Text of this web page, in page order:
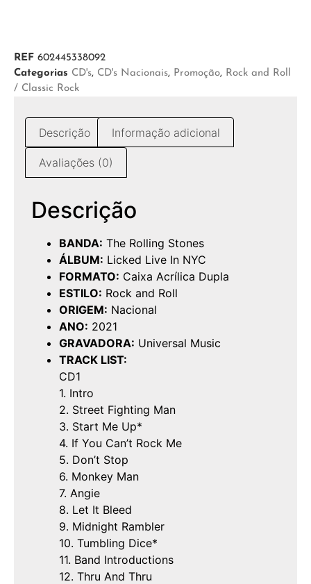
REF 602445338092
Categorias CD's, CD's Nacionais, Promoção, Rock and Roll
/ Classic Rock
Descrição Informação adicional
Avaliações (0)
Descrição
BANDA: The Rolling Stones
ÁLBUM: Licked Live In NYC
FORMATO: Caixa Acrílica Dupla
ESTILO: Rock and Roll
ORIGEM: Nacional
ANO: 2021
GRAVADORA: Universal Music
TRACK LIST:
CD1
1. Intro
2. Street Fighting Man
3. Start Me Up*
4. If You Can’t Rock Me
5. Don’t Stop
6. Monkey Man
7. Angie
8. Let It Bleed
9. Midnight Rambler
10. Tumbling Dice*
11. Band Introductions
12. Thru And Thru